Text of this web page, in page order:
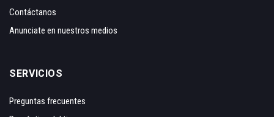
Contáctanos
Anunciate en nuestros medios
SERVICIOS
Preguntas frecuentes